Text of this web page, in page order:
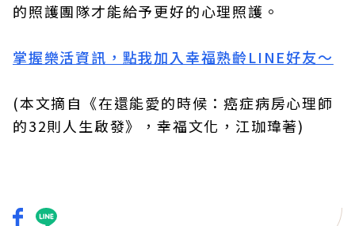
的照護團隊才能給予更好的心理照護。
掌握樂活資訊，點我加入幸福熟齡LINE好友～
(本文摘自《在還能愛的時候：癌症病房心理師
的32則人生啟發》，幸福文化，江珈瑋著)